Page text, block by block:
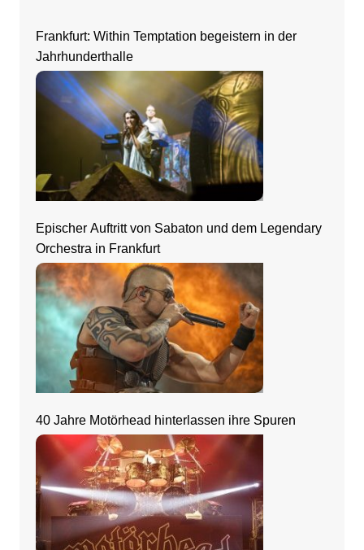
Frankfurt: Within Temptation begeistern in der
Jahrhunderthalle
Epischer Auftritt von Sabaton und dem Legendary
Orchestra in Frankfurt
40 Jahre Motörhead hinterlassen ihre Spuren